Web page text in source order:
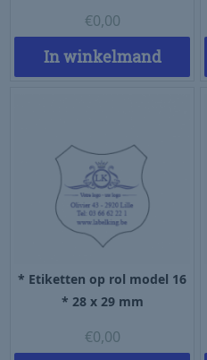
€0,00
In winkelmand
* Etiketten op rol model 16
* 28 x 29 mm
€0,00